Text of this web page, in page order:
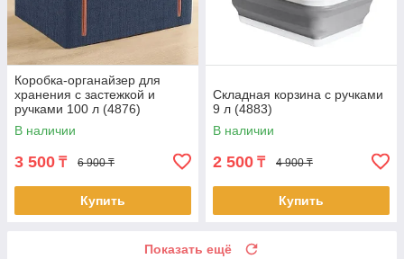
Коробка-органайзер для
хранения с застежкой и
ручками 100 л (4876)
В наличии
3 500 ₸ 6 900 ₸
Купить
Складная корзина с ручками
9 л (4883)
В наличии
2 500 ₸ 4 900 ₸
Купить
Показать ещё